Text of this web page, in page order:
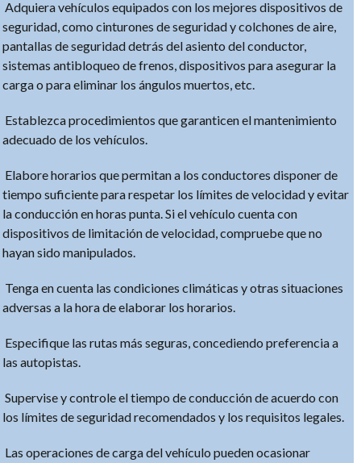
Adquiera vehículos equipados con los mejores dispositivos de
seguridad, como cinturones de seguridad y colchones de aire,
pantallas de seguridad detrás del asiento del conductor,
sistemas antibloqueo de frenos, dispositivos para asegurar la
carga o para eliminar los ángulos muertos, etc.
Establezca procedimientos que garanticen el mantenimiento
adecuado de los vehículos.
Elabore horarios que permitan a los conductores disponer de
tiempo suficiente para respetar los límites de velocidad y evitar
la conducción en horas punta. Si el vehículo cuenta con
dispositivos de limitación de velocidad, compruebe que no
hayan sido manipulados.
Tenga en cuenta las condiciones climáticas y otras situaciones
adversas a la hora de elaborar los horarios.
Especifique las rutas más seguras, concediendo preferencia a
las autopistas.
Supervise y controle el tiempo de conducción de acuerdo con
los límites de seguridad recomendados y los requisitos legales.
Las operaciones de carga del vehículo pueden ocasionar